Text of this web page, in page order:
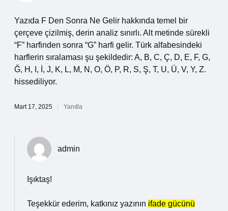
Yazıda F Den Sonra Ne Gelir hakkında temel bir
çerçeve çizilmiş, derin analiz sınırlı. Alt metinde sürekli
“F” harfinden sonra “G” harfi gelir. Türk alfabesindeki
harflerin sıralaması şu şekildedir: A, B, C, Ç, D, E, F, G,
Ğ, H, I, İ, J, K, L, M, N, O, Ö, P, R, S, Ş, T, U, Ü, V, Y, Z.
hissediliyor.
Mart 17, 2025 Yanıtla
admin
Işıktaş!
Teşekkür ederim, katkınız yazının ifade gücünü